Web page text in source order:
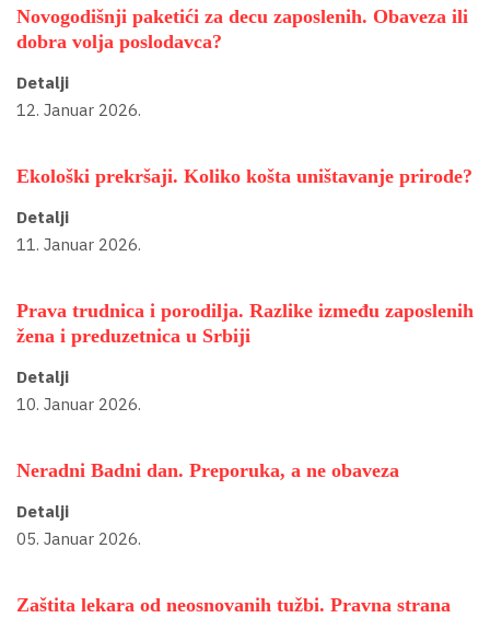
Novogodišnji paketići za decu zaposlenih. Obaveza ili
dobra volja poslodavca?
Detalji
12. Januar 2026.
Ekološki prekršaji. Koliko košta uništavanje prirode?
Detalji
11. Januar 2026.
Prava trudnica i porodilja. Razlike između zaposlenih
žena i preduzetnica u Srbiji
Detalji
10. Januar 2026.
Neradni Badni dan. Preporuka, a ne obaveza
Detalji
05. Januar 2026.
Zaštita lekara od neosnovanih tužbi. Pravna strana